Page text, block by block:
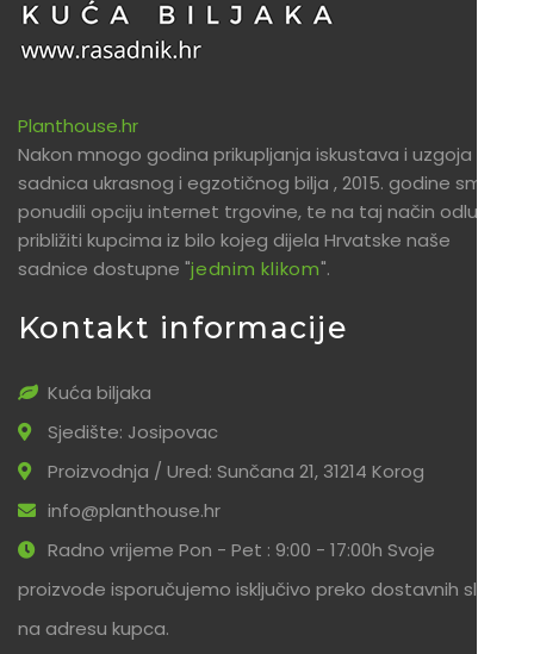
Planthouse.hr
Nakon mnogo godina prikupljanja iskustava i uzgoja
sadnica ukrasnog i egzotičnog bilja , 2015. godine smo
ponudili opciju internet trgovine, te na taj način odlučili
približiti kupcima iz bilo kojeg dijela Hrvatske naše
sadnice dostupne "jednim klikom".
Kontakt informacije
Kuća biljaka
Sjedište: Josipovac
Proizvodnja / Ured: Sunčana 21, 31214 Korog
info@planthouse.hr
Radno vrijeme Pon - Pet : 9:00 - 17:00h Svoje
proizvode isporučujemo isključivo preko dostavnih službi
na adresu kupca.